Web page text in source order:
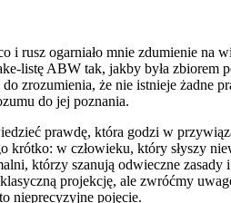
rusz ogarniało mnie zdumienie
listę ABW tak, jakby była
zrozumienia, że nie istnieje żadne
do jej poznania.
prawdę, która godzi w
w człowieku, który słyszy
którzy szanują odwieczne zasady
projekcję, ale zwróćmy
nieprecyzyjne pojęcie.